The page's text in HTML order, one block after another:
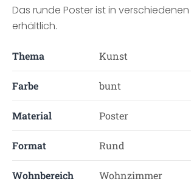
Das runde Poster ist in
erhältlich.
Thema Kunst
Farbe bunt
Material Poster
Format Rund
Wohnbereich Wohnzimmer